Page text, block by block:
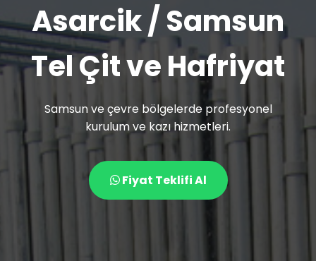
Asarcik / Samsun
Tel Çit ve Hafriyat
Samsun ve çevre bölgelerde profesyonel
kurulum ve kazı hizmetleri.
Fiyat Teklifi Al